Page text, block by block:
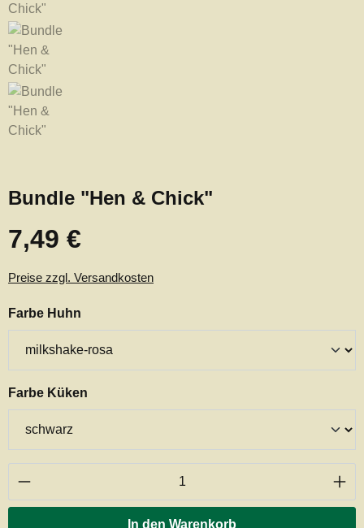
Bundle "Hen & Chick"
Regulärer Preis:
7,49 €
Preise zzgl. Versandkosten
Farbe Huhn
Farbe Küken
Produkt Anzahl: Gib den gewünschten
In den Warenkorb